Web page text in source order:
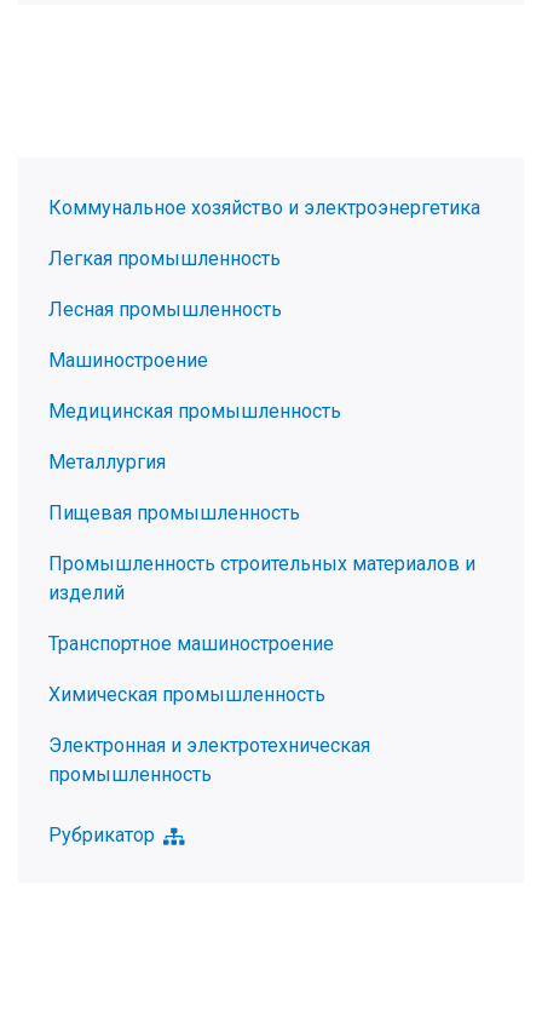
Коммунальное хозяйство и электроэнергетика
Легкая промышленность
Лесная промышленность
Машиностроение
Медицинская промышленность
Металлургия
Пищевая промышленность
Промышленность строительных материалов и
изделий
Транспортное машиностроение
Химическая промышленность
Электронная и электротехническая
промышленность
Рубрикатор